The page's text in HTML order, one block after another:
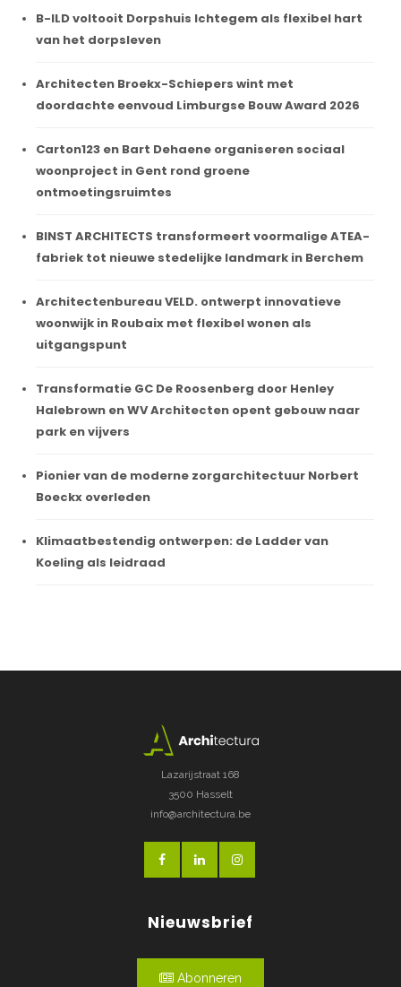
B-ILD voltooit Dorpshuis Ichtegem als flexibel hart
van het dorpsleven
Architecten Broekx-Schiepers wint met
doordachte eenvoud Limburgse Bouw Award 2026
Carton123 en Bart Dehaene organiseren sociaal
woonproject in Gent rond groene
ontmoetingsruimtes
BINST ARCHITECTS transformeert voormalige ATEA-
fabriek tot nieuwe stedelijke landmark in Berchem
Architectenbureau VELD. ontwerpt innovatieve
woonwijk in Roubaix met flexibel wonen als
uitgangspunt
Transformatie GC De Roosenberg door Henley
Halebrown en WV Architecten opent gebouw naar
park en vijvers
Pionier van de moderne zorgarchitectuur Norbert
Boeckx overleden
Klimaatbestendig ontwerpen: de Ladder van
Koeling als leidraad
Lazarijstraat 168
3500 Hasselt
info@architectura.be
Nieuwsbrief
Abonneren